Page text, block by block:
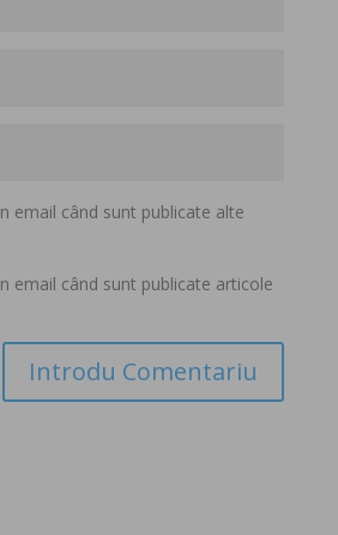
email când sunt publicate alte
email când sunt publicate articole